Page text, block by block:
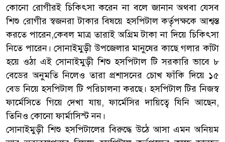
কোনো রোগীরই চিকিৎসা করেন না বলে জানান অথবা যেসব
শিশু রোগীর স্বজনরা টাকার বিষয়ে হসপিটাল কর্তৃপক্ষকে আশ্বস্ত
করতে পারেন,কেবল মাত্র তারাই অগ্রিম টাকা না দিয়ে চিকিৎসা
নিতে পারেন। সোনাইমুড়ী উপজেলার মানুষের কাছে গলার কাঁটা
হয়ে ওঠা এই সোনাইমুড়ী শিশু হসপিটাল টি সরকারি ভাবে ৮
বেডের অনুমতি নিলেও তারা প্রশাসনের চোখ ফাঁকি দিয়ে ১৫
বেড নিয়ে হসপিটাল টি পরিচালনা করছে। হসপিটাল টির নিজস্ব
ফার্মেসিতে গিয়ে দেখা যায়, ফার্মেসির দায়িত্বে যিনি আছেন,
তিনিও কোনো ফার্মাসিস্ট নন।
সোনাইমুড়ী শিশু হসপিটালের বিরুদ্ধে উঠে আসা এমন অনিয়ম